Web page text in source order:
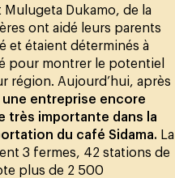
Mulugeta Dukamo, de la
ont aidé leurs parents
et étaient déterminés à
pour montrer le potentiel
région. Aujourd’hui, après
entreprise encore
très importante dans la
du café Sidama. La
3 fermes, 42 stations de
plus de 2 500